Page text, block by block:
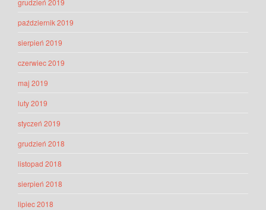
grudzień 2019
październik 2019
sierpień 2019
czerwiec 2019
maj 2019
luty 2019
styczeń 2019
grudzień 2018
listopad 2018
sierpień 2018
lipiec 2018